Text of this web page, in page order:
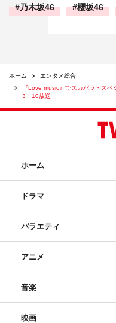
乃木坂46 櫻坂46
ホーム
エンタメ総合
『Love music』でスカパラ・ス
3・10放送
ホーム
ドラマ
バラエティ
アニメ
音楽
映画